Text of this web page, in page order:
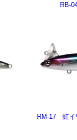
RB-
RM-17 虹イ